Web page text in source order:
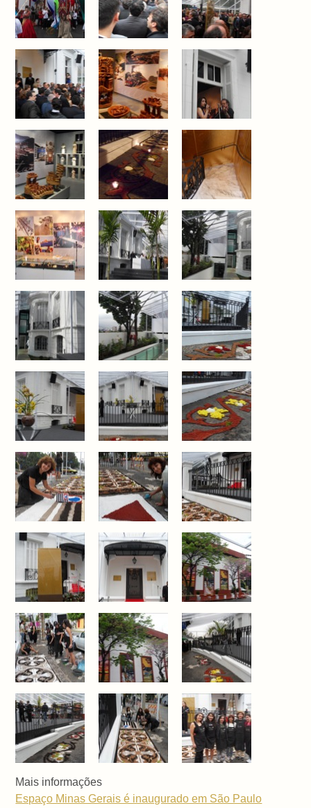
Mais informações
Espaço Minas Gerais é inaugurado em São Paulo